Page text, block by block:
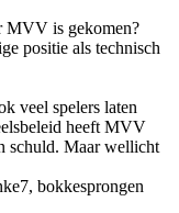
MVV is gekomen?
positie als technisch
veel spelers laten
heeft MVV
schuld. Maar wellicht
, bokkesprongen